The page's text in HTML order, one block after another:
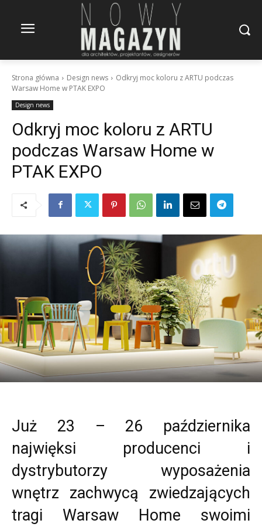
Strona główna Design news
Odkryj moc koloru z ARTU podczas
Warsaw Home w PTAK EXPO
Design news
Odkryj moc koloru z ARTU
podczas Warsaw Home w
PTAK EXPO
Już 23 – 26 października
najwięksi producenci i
dystrybutorzy wyposażenia
wnętrz zachwycą zwiedzających
tragi Warsaw Home swoimi